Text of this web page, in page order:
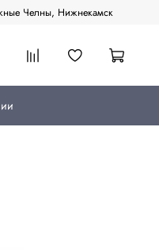
Челны, Нижнекамск